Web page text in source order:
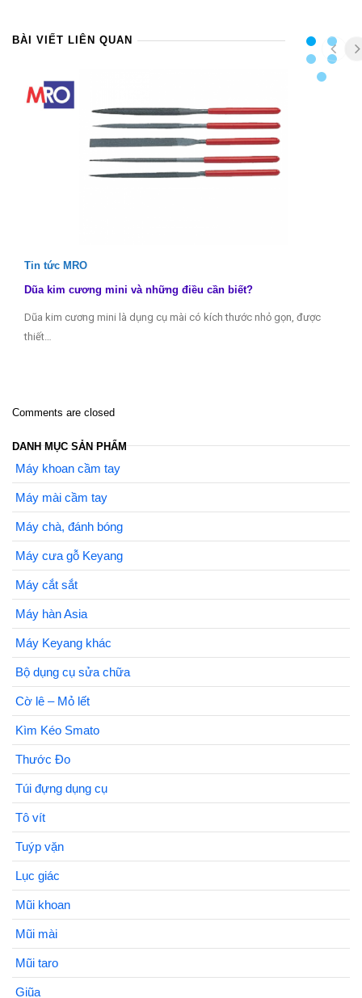
BÀI VIẾT LIÊN QUAN
Tin tức MRO
Dũa kim cương mini và những điều cần biết?
Dũa kim cương mini là dụng cụ mài có kích thước nhỏ gọn, được
thiết…
Comments are closed
DANH MỤC SẢN PHẨM
Máy khoan cầm tay
Máy mài cầm tay
Máy chà, đánh bóng
Máy cưa gỗ Keyang
Máy cắt sắt
Máy hàn Asia
Máy Keyang khác
Bộ dụng cụ sửa chữa
Cờ lê – Mỏ lết
Kìm Kéo Smato
Thước Đo
Túi đựng dụng cụ
Tô vít
Tuýp vặn
Lục giác
Mũi khoan
Mũi mài
Mũi taro
Giũa